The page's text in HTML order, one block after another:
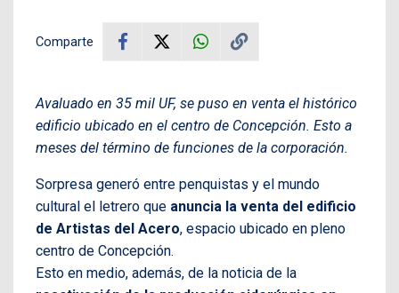
Comparte
Avaluado en 35 mil UF, se puso en venta el histórico
edificio ubicado en el centro de Concepción. Esto a
meses del término de funciones de la corporación.
Sorpresa generó entre penquistas y el mundo
cultural el letrero que anuncia la venta del edificio
de Artistas del Acero, espacio ubicado en pleno
centro de Concepción.
Esto en medio, además, de la noticia de la